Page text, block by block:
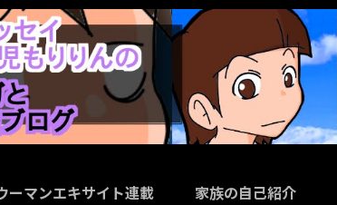
ーマンエキサイト連載 家族の自己紹介